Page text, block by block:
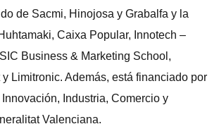
de Sacmi, Hinojosa y Grabalfa y la
Caixa Popular, Innotech –
Business & Marketing School,
Limitronic. Además, está financiado por
Industria, Comercio y
Valenciana.